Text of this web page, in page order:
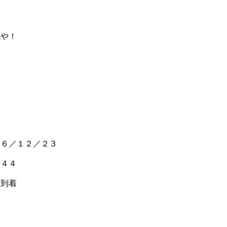
！
／１２／２３
４
着